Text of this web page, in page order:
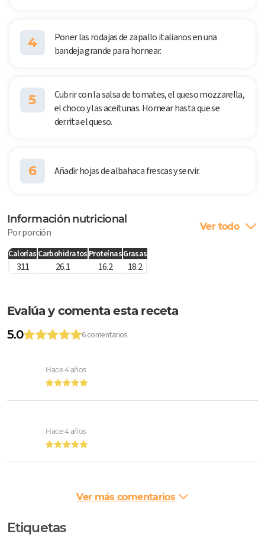
4
Poner las rodajas de zapallo italianos en una
bandeja grande para hornear.
5
Cubrir con la salsa de tomates, el queso mozzarella,
el choco y las aceitunas. Hornear hasta que se
derrita el queso.
6 Añadir hojas de albahaca frescas y servir.
Información nutricional
Por porción Ver todo
Calorías Carbohidratos ProteínasGrasas
311 26.1 16.2 18.2
Evalúa y comenta esta receta
5.0
6 comentarios
Hace 4 años
Hace 4 años
Ver más comentarios
Etiquetas